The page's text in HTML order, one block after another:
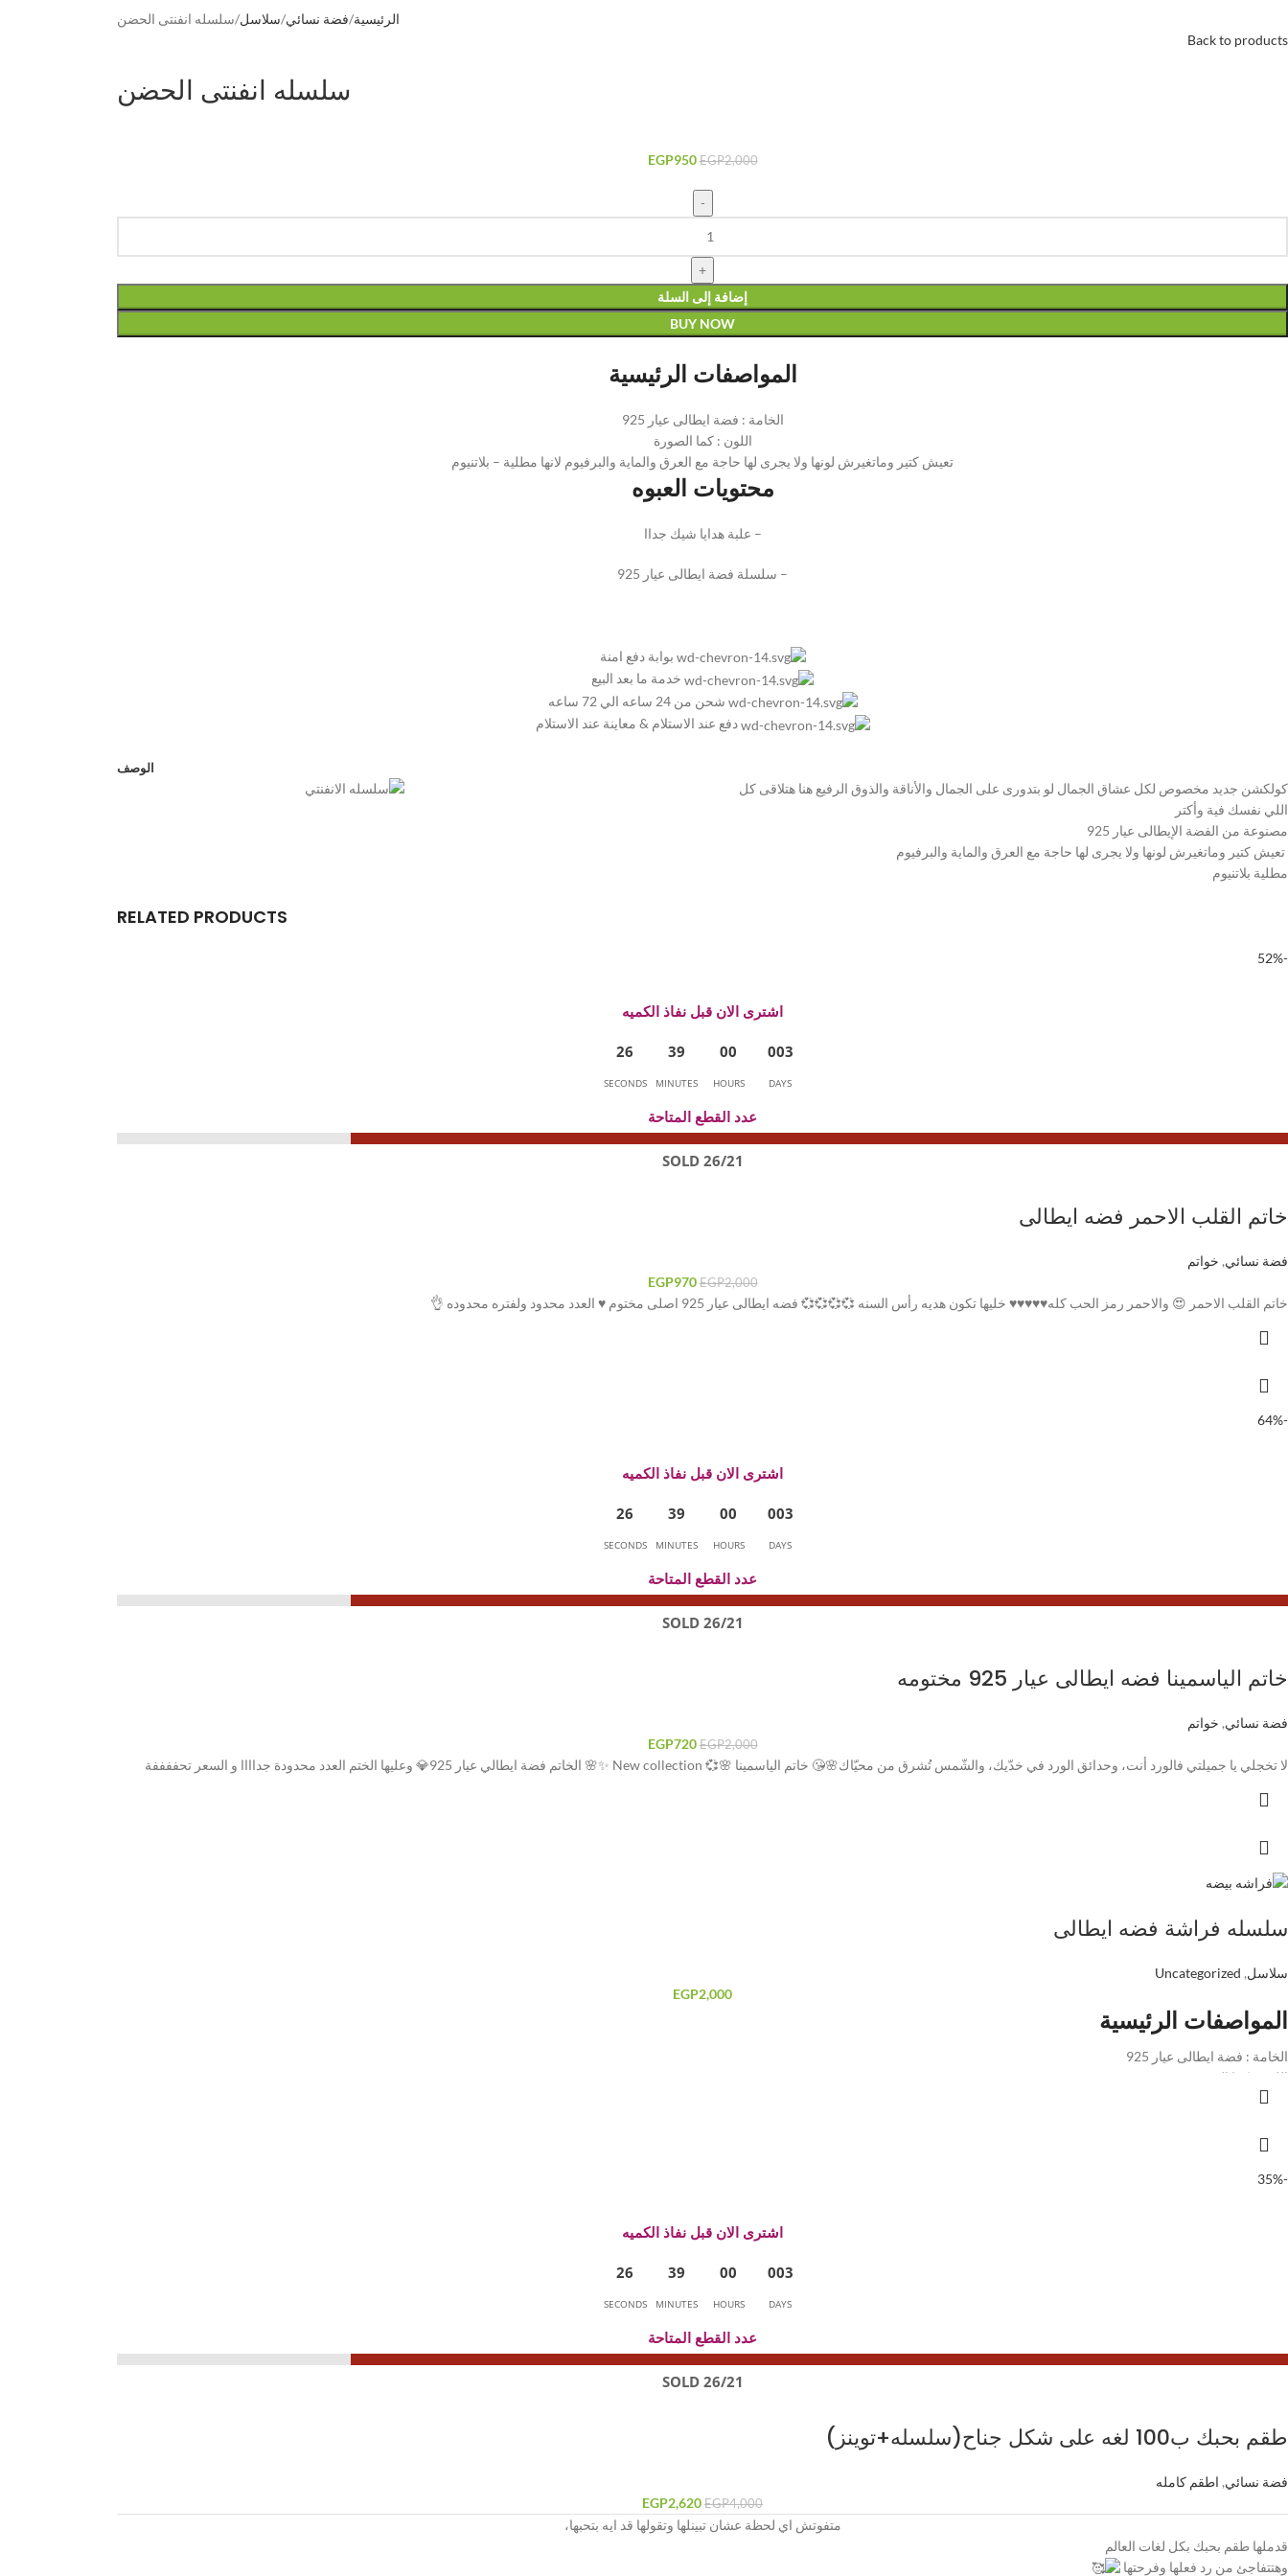
الرئيسية فضة نسائي سلاسل سلسله انفنتى الحضن
Back to products
سلسله انفنتى الحضن
EGP2,000
EGP950
إضافة إلى السلة
BUY NOW
المواصفات الرئيسية
الخامة : فضة ايطالى عيار 925
اللون : كما الصورة
تعيش كتير وماتغيرش لونها ولا يجرى لها حاجة مع العرق والماية والبرفيوم لانها مطلية – بلاتنيوم
محتويات العبوه
– علبة هدايا شيك جداا
– سلسلة فضة ايطالى عيار 925
بوابة دفع امنة
خدمة ما بعد البيع
شحن من 24 ساعه الي 72 ساعه
دفع عند الاستلام & معاينة عند الاستلام
الوصف
كولكشن جديد مخصوص لكل عشاق الجمال لو بتدورى على الجمال والأناقة والذوق الرفيع هنا هتلاقى كل
اللي نفسك فية وأكتر
مصنوعة من الفضة الإيطالى عيار 925
تعيش كتير وماتغيرش لونها ولا يجرى لها حاجة مع العرق والماية والبرفيوم
مطلية بلاتنيوم
RELATED PRODUCTS
-52%
اشترى الان قبل نفاذ الكميه
3
0
0
DAYS
0
0
HOURS
9
3
MINUTES
6
2
SECONDS
عدد القطع المتاحة
26/21 SOLD
خاتم القلب الاحمر فضه ايطالى
فضة نسائي, خواتم
EGP2,000
EGP970
خاتم القلب الاحمر 😍 والاحمر رمز الحب كله♥♥♥♥♥ خليها تكون هديه رأس السنه 💞💞💞💞 فضه ايطالى عيار 925 اصلى مختوم ⁦♥️⁩ العدد محدود ولفتره محدوده 👌
-64%
اشترى الان قبل نفاذ الكميه
3
0
0
DAYS
0
0
HOURS
9
3
MINUTES
6
2
SECONDS
عدد القطع المتاحة
26/21 SOLD
خاتم الياسمينا فضه ايطالى عيار 925 مختومه
فضة نسائي, خواتم
EGP2,000
EGP720
لا تخجلي يا جميلتي فالورد أنت، وحدائق الورد في خدّيك، والشّمس تُشرق من محيّاك🌸😘 خاتم الياسمينا 🌸💞 New collection ✨🌸 الخاتم فضة ايطالي عيار 925💎 وعليها الختم العدد محدودة جداااا و السعر تحففففة
سلسله فراشة فضه ايطالى
سلاسل,
Uncategorized
EGP2,000
المواصفات الرئيسية
الخامة : فضة ايطالى عيار 925
اللون : كما الصورة
-35%
اشترى الان قبل نفاذ الكميه
3
0
0
DAYS
0
0
HOURS
9
3
MINUTES
6
2
SECONDS
عدد القطع المتاحة
26/21 SOLD
طقم بحبك ب100 لغه على شكل جناح(سلسله+توينز)
فضة نسائي, اطقم كامله
EGP4,000
EGP2,620
متفوتش اي لحظة عشان تبينلها وتقولها قد ايه بتحبها،
قدملها طقم بحبك بكل لغات العالم
وهتتفاجئ من رد فعلها وفرحتها